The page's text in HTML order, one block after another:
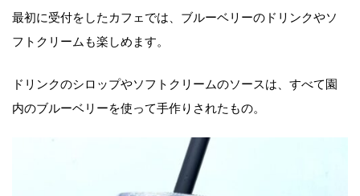
最初に受付をしたカフェでは、ブルーベリーのドリンクやソ
フトクリームも楽しめます。
ドリンクのシロップやソフトクリームのソースは、すべて園
内のブルーベリーを使って手作りされたもの。